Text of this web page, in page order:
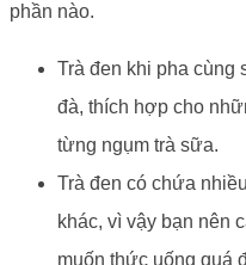
phần nào.
Trà đen khi pha
đà, thích hợp cho
từng ngụm trà sữa.
Trà đen có chứa
khác, vì vậy bạn nên
muốn thức uống quá